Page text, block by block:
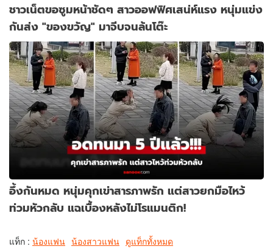
ชาวเน็ตขอซูมหน้าชัดๆ สาวออฟฟิศเสน่ห์แรง หนุ่มแข่ง
กันส่ง "ของขวัญ" มาจีบจนล้นโต๊ะ
อึ้งกันหมด หนุ่มคุกเข่าสารภาพรัก แต่สาวยกมือไหว้
ท่วมหัวกลับ แฉเบื้องหลังไม่โรแมนติก!
แท็ก : น้องแฟน น้องสาวแฟน ดูแท็กทั้งหมด